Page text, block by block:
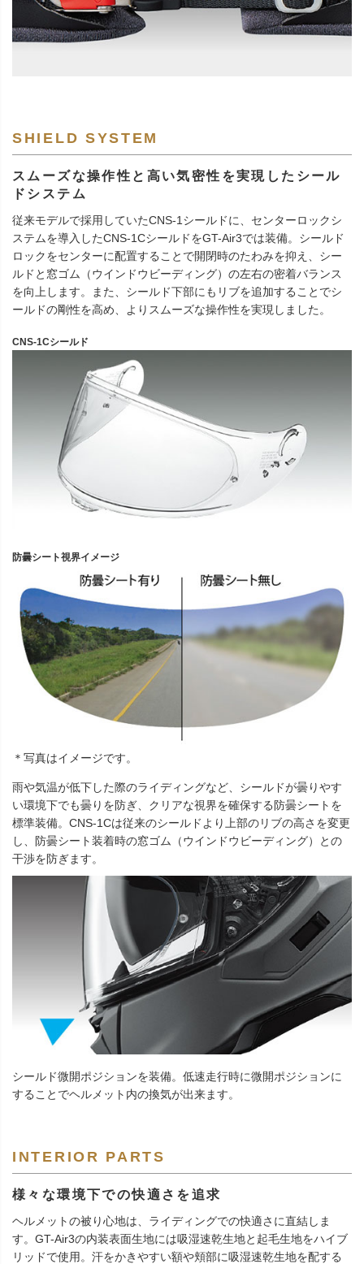
SHIELD SYSTEM
スムーズな操作性と高い気密性を実現したシール
ドシステム
従来モデルで採用していたCNS-1シールドに、センターロックシ
ステムを導入したCNS-1CシールドをGT-Air3では装備。シールド
ロックをセンターに配置することで開閉時のたわみを抑え、シー
ルドと窓ゴム（ウインドウビーディング）の左右の密着バランス
を向上します。また、シールド下部にもリブを追加することでシ
ールドの剛性を高め、よりスムーズな操作性を実現しました。
CNS-1Cシールド
防曇シート視界イメージ
＊写真はイメージです。
雨や気温が低下した際のライディングなど、シールドが曇りやす
い環境下でも曇りを防ぎ、クリアな視界を確保する防曇シートを
標準装備。CNS-1Cは従来のシールドより上部のリブの高さを変更
し、防曇シート装着時の窓ゴム（ウインドウビーディング）との
干渉を防ぎます。
シールド微開ポジションを装備。低速走行時に微開ポジションに
することでヘルメット内の換気が出来ます。
INTERIOR PARTS
様々な環境下での快適さを追求
ヘルメットの被り心地は、ライディングでの快適さに直結しま
す。GT-Air3の内装表面生地には吸湿速乾生地と起毛生地をハイブ
リッドで使用。汗をかきやすい額や頬部に吸湿速乾生地を配する